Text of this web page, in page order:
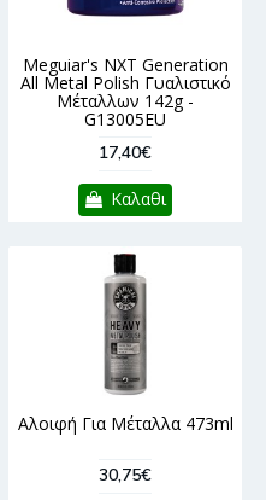
Meguiar's NXT Generation
All Metal Polish Γυαλιστικό
Μέταλλων 142g -
G13005EU
17,40€
Καλαθι
Αλοιφή Για Μέταλλα 473ml
30,75€